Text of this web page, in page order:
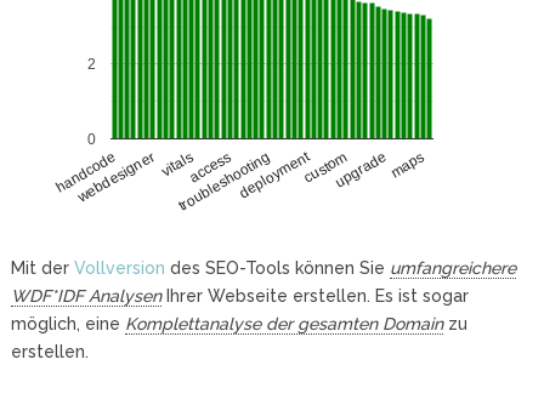
handcode
webdesigner vitalsaccess
troubleshootingdeploymentcustomupgrademaps
0
2
Mit der Vollversion des SEO-Tools können Sie umfangreichere
WDF*IDF AnalysenIhrer Webseite erstellen. Es ist sogar
möglich, eine Komplettanalyse der gesamten Domainzu
erstellen.